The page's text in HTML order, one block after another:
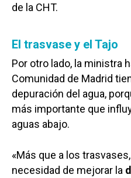
de la CHT.
El trasvase y el Tajo
Por otro lado, la ministra
Comunidad de Madrid
depuración del agua,
más importante que
aguas abajo.
«Más que a los
necesidad de mejorar la